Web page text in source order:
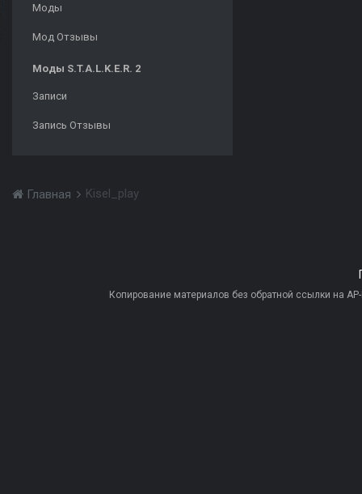
Моды
Мод Отзывы
Моды S.T.A.L.K.E.R. 2
Записи
Запись Отзывы
Главная Kisel_play
Копирование материалов без обратной ссылки на